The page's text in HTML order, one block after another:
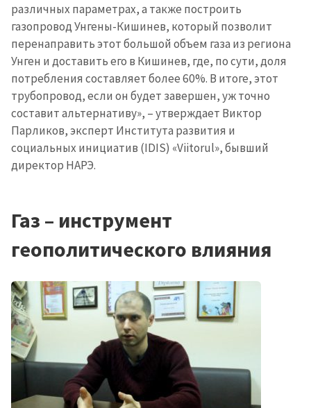
различных параметрах, а также построить
газопровод Унгены-Кишинев, который позволит
перенаправить этот большой объем газа из региона
Унген и доставить его в Кишинев, где, по сути, доля
потребления составляет более 60%. В итоге, этот
трубопровод, если он будет завершен, уж точно
составит альтернативу», – утверждает Виктор
Парликов, эксперт Института развития и
социальных инициатив (IDIS) «Viitorul», бывший
директор НАРЭ.
Газ – инструмент
геополитического влияния